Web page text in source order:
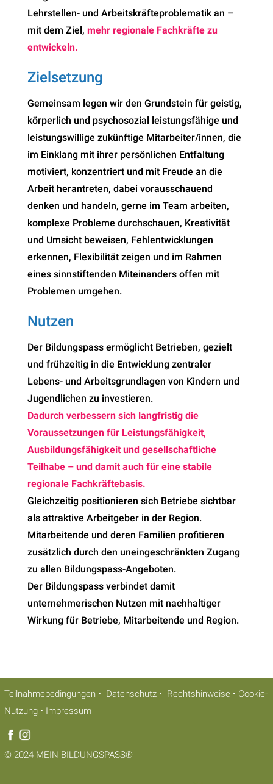
Lehrstellen- und Arbeitskräfteproblematik an –
mit dem Ziel, mehr regionale Fachkräfte zu
entwickeln.
Zielsetzung
Gemeinsam legen wir den Grundstein für geistig,
körperlich und psychosozial leistungsfähige und
leistungswillige zukünftige Mitarbeiter/innen, die
im Einklang mit ihrer persönlichen Entfaltung
motiviert, konzentriert und mit Freude an die
Arbeit herantreten, dabei vorausschauend
denken und handeln, gerne im Team arbeiten,
komplexe Probleme durchschauen, Kreativität
und Umsicht beweisen, Fehlentwicklungen
erkennen, Flexibilität zeigen und im Rahmen
eines sinnstiftenden Miteinanders offen mit
Problemen umgehen.
Nutzen
Der Bildungspass ermöglicht Betrieben, gezielt
und frühzeitig in die Entwicklung zentraler
Lebens- und Arbeitsgrundlagen von Kindern und
Jugendlichen zu investieren.
Dadurch verbessern sich langfristig die
Voraussetzungen für Leistungsfähigkeit,
Ausbildungsfähigkeit und gesellschaftliche
Teilhabe – und damit auch für eine stabile
regionale Fachkräftebasis.
Gleichzeitig positionieren sich Betriebe sichtbar
als attraktive Arbeitgeber in der Region.
Mitarbeitende und deren Familien profitieren
zusätzlich durch den uneingeschränkten Zugang
zu allen Bildungspass-Angeboten.
Der Bildungspass verbindet damit
unternehmerischen Nutzen mit nachhaltiger
Wirkung für Betriebe, Mitarbeitende und Region.
Teilnahmebedingungen• Datenschutz• Rechtshinweise• Cookie-
Nutzung• Impressum
©2024 MEIN BILDUNGSPASS®